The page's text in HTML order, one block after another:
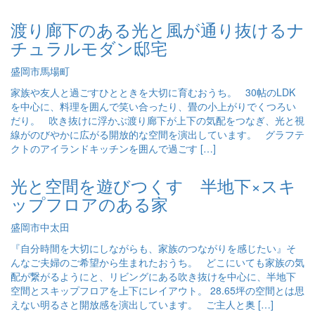
渡り廊下のある光と風が通り抜けるナ
チュラルモダン邸宅
盛岡市馬場町
家族や友人と過ごすひとときを大切に育むおうち。 30帖のLDK
を中心に、料理を囲んで笑い合ったり、畳の小上がりでくつろい
だり。 吹き抜けに浮かぶ渡り廊下が上下の気配をつなぎ、光と視
線がのびやかに広がる開放的な空間を演出しています。 グラフテ
クトのアイランドキッチンを囲んで過ごす […]
光と空間を遊びつくす 半地下×スキ
ップフロアのある家
盛岡市中太田
『自分時間を大切にしながらも、家族のつながりを感じたい』そ
んなご夫婦のご希望から生まれたおうち。 どこにいても家族の気
配が繋がるようにと、リビングにある吹き抜けを中心に、半地下
空間とスキップフロアを上下にレイアウト。 28.65坪の空間とは思
えない明るさと開放感を演出しています。 ご主人と奥 […]